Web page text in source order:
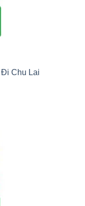
Đi Chu Lai